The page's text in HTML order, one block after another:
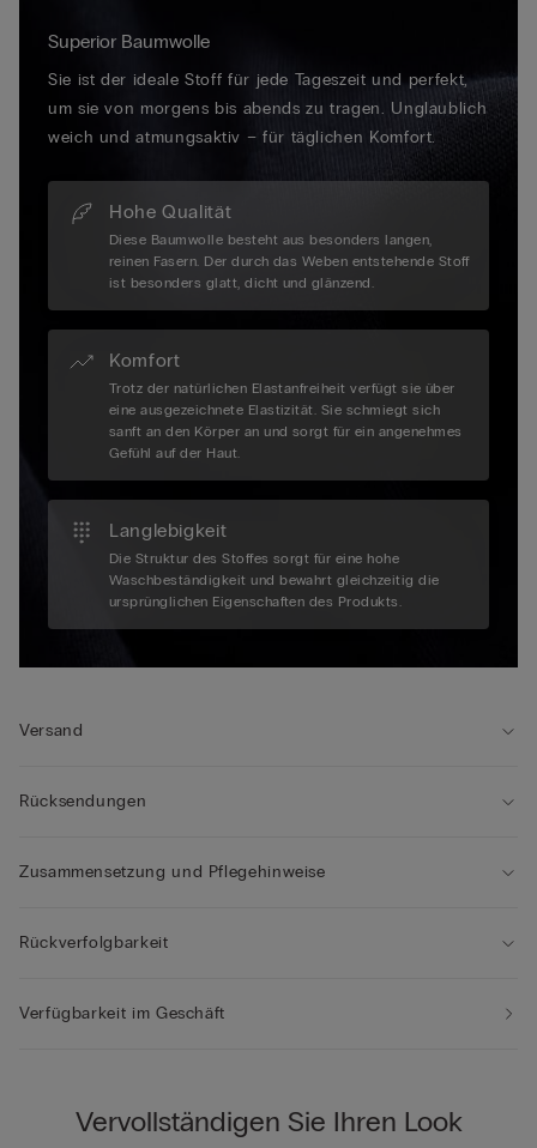
Superior Baumwolle
Sie ist der ideale Stoff für jede Tageszeit und perfekt,
um sie von morgens bis abends zu tragen. Unglaublich
weich und atmungsaktiv – für täglichen Komfort.
Hohe Qualität
Diese Baumwolle besteht aus besonders langen,
reinen Fasern. Der durch das Weben entstehende Stoff
ist besonders glatt, dicht und glänzend.
Komfort
Trotz der natürlichen Elastanfreiheit verfügt sie über
eine ausgezeichnete Elastizität. Sie schmiegt sich
sanft an den Körper an und sorgt für ein angenehmes
Gefühl auf der Haut.
Langlebigkeit
Die Struktur des Stoffes sorgt für eine hohe
Waschbeständigkeit und bewahrt gleichzeitig die
ursprünglichen Eigenschaften des Produkts.
Versand
Rücksendungen
Zusammensetzung und Pflegehinweise
Rückverfolgbarkeit
Verfügbarkeit im Geschäft
Vervollständigen Sie Ihren Look